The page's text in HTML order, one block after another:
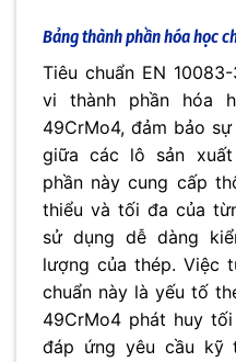
Bảng thành phần hóa học
Tiêu chuẩn EN
vi thành phần hóa
49CrMo4, đảm bảo
giữa các lô sản xuất
phần này cung cấp
thiểu và tối đa của
sử dụng dễ dàng
lượng của thép. Việc
chuẩn này là yếu tố
49CrMo4 phát huy
đáp ứng yêu cầu kỹ